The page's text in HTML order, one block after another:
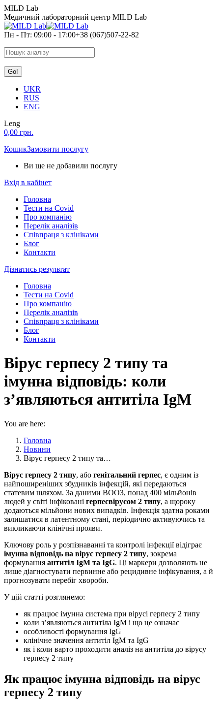
Skip
to
content
MILD Lab
Медичний лабораторний центр MILD Lab
Пн - Пт: 09:00 - 17:00+38 (067)507-22-82
Search:
UKR
RUS
ENG
Leng
0,00 грн.
КошикЗамовити послугу
Ви ще не добавили послугу
Вхід в кабінет
Головна
Тести на Covid
Про компанію
Перелік аналізів
Співпраця з клініками
Блог
Контакти
Дізнатись результат
Головна
Тести на Covid
Про компанію
Перелік аналізів
Співпраця з клініками
Блог
Контакти
Вірус герпесу 2 типу та
імунна відповідь: коли
з’являються антитіла IgM
You are here:
Головна
Новини
Вірус герпесу 2 типу та…
Вірус герпесу 2 типу, або генітальний герпес, є одним із
найпоширеніших збудників інфекцій, які передаються
статевим шляхом. За даними ВООЗ, понад 400 мільйонів
людей у світі інфіковані герпесвірусом 2 типу, а щороку
додаються мільйони нових випадків. Інфекція здатна роками
залишатися в латентному стані, періодично активуючись та
викликаючи клінічні прояви.
Ключову роль у розпізнаванні та контролі інфекції відіграє
імунна відповідь на вірус герпесу 2 типу, зокрема
формування антитіл IgM та IgG. Ці маркери дозволяють не
лише діагностувати первинне або рецидивне інфікування, а й
прогнозувати перебіг хвороби.
У цій статті розглянемо:
як працює імунна система при вірусі герпесу 2 типу
коли з’являються антитіла IgM і що це означає
особливості формування IgG
клінічне значення антитіл IgM та IgG
як і коли варто проходити аналіз на антитіла до вірусу
герпесу 2 типу
Як працює імунна відповідь на вірус
герпесу 2 типу